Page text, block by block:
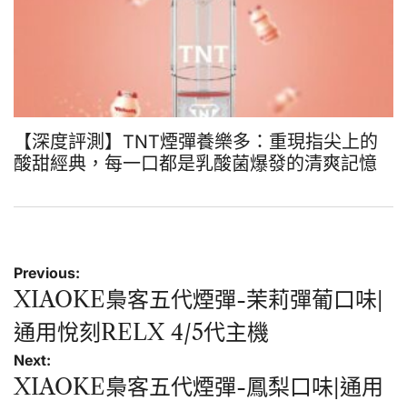
【深度評測】TNT煙彈養樂多：重現指尖上的
酸甜經典，每一口都是乳酸菌爆發的清爽記憶
文
章
導
覽
Previous:
XIAOKE梟客五代煙彈-茉莉彈葡口味|
通用悅刻RELX 4/5代主機
Next:
XIAOKE梟客五代煙彈-鳳梨口味|通用